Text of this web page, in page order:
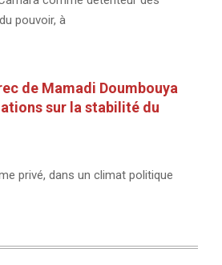
pouvoir, à
de Mamadi Doumbouya
sur la stabilité du
privé, dans un climat politique